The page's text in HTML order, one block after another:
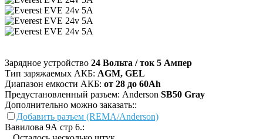
Зарядное устройство 24 Вольта / ток 5 Ампер
Тип заряжаемых АКБ: AGM, GEL
Диапазон емкости АКБ: от 28 до 60Ah
Предустановленный разъем: Anderson SB50 Gray
Дополнительно можно заказать::
Добавить разъем (REMA/Anderson)
Вавилова 9А стр 6.: